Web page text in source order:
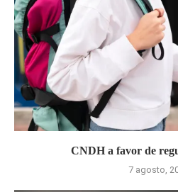
CNDH a favor de
7 agosto,